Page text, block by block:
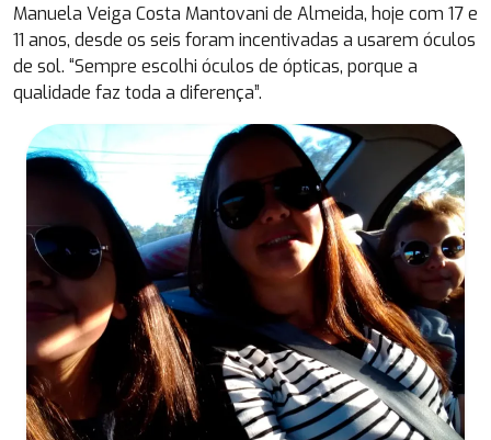
Manuela Veiga Costa Mantovani de Almeida, hoje com 17 e
11 anos, desde os seis foram incentivadas a usarem óculos
de sol. “Sempre escolhi óculos de ópticas, porque a
qualidade faz toda a diferença”.